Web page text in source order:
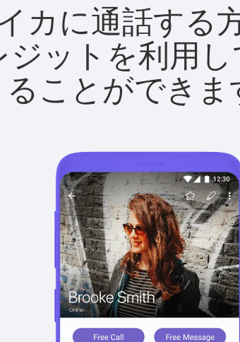
カに通話する
ットを利用
ることができま